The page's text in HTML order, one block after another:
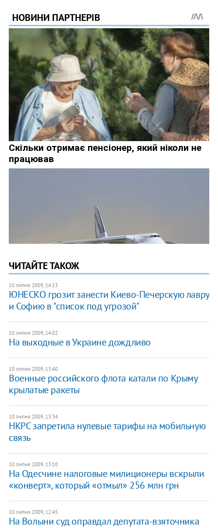
ЧИТАЙТЕ ТАКОЖ
10 липня 2009, 14:13
ЮНЕСКО грозит занести Киево-Печерскую лавру
и Софию в "список под угрозой"
10 липня 2009, 14:02
На выходные в Украине дождливо
10 липня 2009, 13:40
Военные российского флота катали по Крыму
крылатые ракеты
10 липня 2009, 13:34
НКРС запретила нулевые тарифы на мобильную
связь
10 липня 2009, 13:10
На Одесчине налоговые милиционеры вскрыли
«конверт», который «отмыл» 256 млн грн
10 липня 2009, 12:45
На Волыни суд оправдал депутата-взяточника